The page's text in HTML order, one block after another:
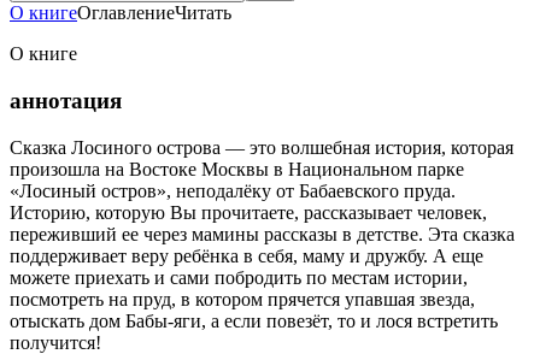
О книгеОглавлениеЧитать
О книге
аннотация
Сказка Лосиного острова — это волшебная история, которая
произошла на Востоке Москвы в Национальном парке
«Лосиный остров», неподалёку от Бабаевского пруда.
Историю, которую Вы прочитаете, рассказывает человек,
переживший ее через мамины рассказы в детстве. Эта сказка
поддерживает веру ребёнка в себя, маму и дружбу. А еще
можете приехать и сами побродить по местам истории,
посмотреть на пруд, в котором прячется упавшая звезда,
отыскать дом Бабы-яги, а если повезёт, то и лося встретить
получится!